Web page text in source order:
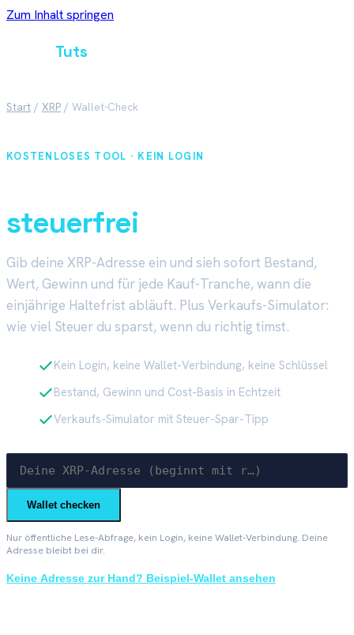
Zum Inhalt springen
Tuts
Start / XRP / Wallet-Check
KOSTENLOSES TOOL · KEIN LOGIN
steuerfrei
Gib deine XRP-Adresse ein und sieh sofort Bestand,
Wert, Gewinn und für jede Kauf-Tranche, wann die
einjährige Haltefrist abläuft. Plus Verkaufs-Simulator:
wie viel Steuer du sparst, wenn du richtig timst.
Kein Login, keine Wallet-Verbindung, keine Schlüssel
Bestand, Gewinn und Cost-Basis in Echtzeit
Verkaufs-Simulator mit Steuer-Spar-Tipp
Wallet checken
Nur öffentliche Lese-Abfrage, kein Login, keine Wallet-Verbindung. Deine
Adresse bleibt bei dir.
Keine Adresse zur Hand? Beispiel-Wallet ansehen